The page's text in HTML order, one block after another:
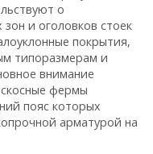
о
и оголовков стоек
покрытия,
типоразмерам и
внимание
фермы
пояс которых
арматурой на